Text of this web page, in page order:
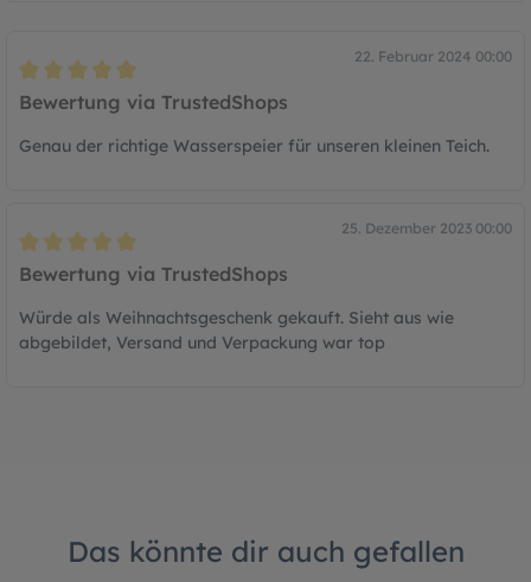
22. Februar 2024 00:00
Bewertung mit 5 von 5 Sternen
Bewertung via TrustedShops
Genau der richtige Wasserspeier für unseren kleinen Teich.
25. Dezember 2023 00:00
Bewertung mit 5 von 5 Sternen
Bewertung via TrustedShops
Würde als Weihnachtsgeschenk gekauft. Sieht aus wie
abgebildet, Versand und Verpackung war top
Das könnte dir auch gefallen